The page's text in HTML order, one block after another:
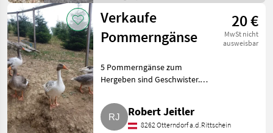
Verkaufe
Pommerngänse
20 €
MwSt nicht
ausweisbar
5 Pommerngänse zum
Hergeben sind Geschwister.
worden. Telefon. Robert.
Geflügel GänseRobert Jeitler
8262 Otterndorf a.d.Rittschein